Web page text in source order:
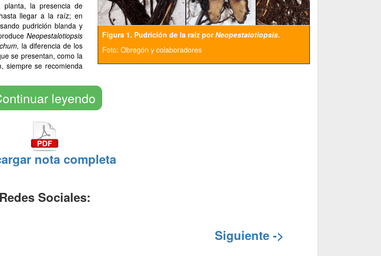
la presencia de
llegar a la raíz; en
pudrición blanda y
Neopestalotiopsis
la diferencia de los
se presentan, como la
siempre se recomienda
Figura 1. Pudrición de la raíz porNeopestalotiopsis.
Foto: Obregón y colaboradores
leyendo
nota completa
Redes Sociales:
Siguiente ->